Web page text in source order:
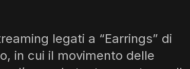
legati a “Earrings” di
in cui il movimento delle